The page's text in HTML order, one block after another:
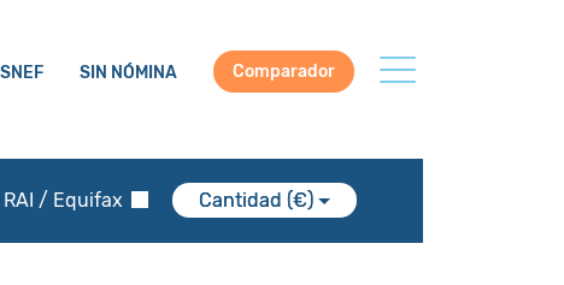
SIN NÓMINA Comparador
/ Equifax Cantidad (€)